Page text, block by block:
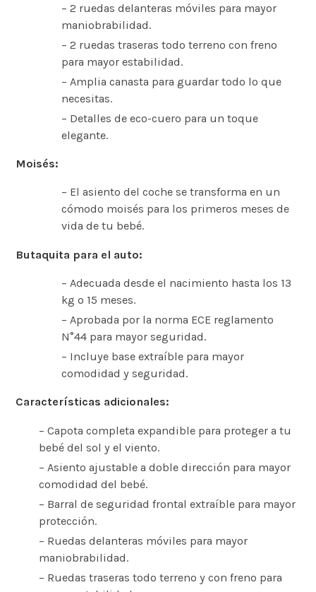
– 2 ruedas delanteras móviles para mayor
maniobrabilidad.
– 2 ruedas traseras todo terreno con freno
para mayor estabilidad.
– Amplia canasta para guardar todo lo que
necesitas.
– Detalles de eco-cuero para un toque
elegante.
Moisés:
– El asiento del coche se transforma en un
cómodo moisés para los primeros meses de
vida de tu bebé.
Butaquita para el auto:
– Adecuada desde el nacimiento hasta los 13
kg o 15 meses.
– Aprobada por la norma ECE reglamento
N°44 para mayor seguridad.
– Incluye base extraíble para mayor
comodidad y seguridad.
Características adicionales:
– Capota completa expandible para proteger a tu
bebé del sol y el viento.
– Asiento ajustable a doble dirección para mayor
comodidad del bebé.
– Barral de seguridad frontal extraíble para mayor
protección.
– Ruedas delanteras móviles para mayor
maniobrabilidad.
– Ruedas traseras todo terreno y con freno para